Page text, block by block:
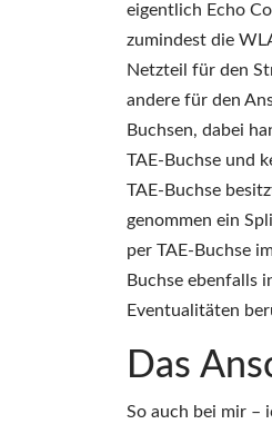
eigentlich Echo
zumindest die
Netzteil für den
andere für den
Buchsen, dabei
TAE-Buchse und
TAE-Buchse
genommen ein
per TAE-Buchse
Buchse ebenfalls
Eventualitäten
Das
So auch bei mir –